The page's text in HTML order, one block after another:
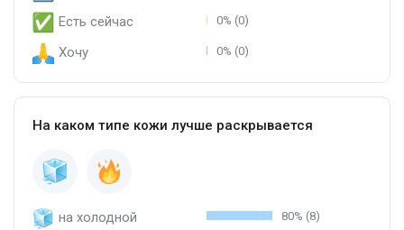
Есть сейчас 0% (0)
Хочу 0% (0)
На каком типе кожи лучше раскрывается
на холодной 80% (8)